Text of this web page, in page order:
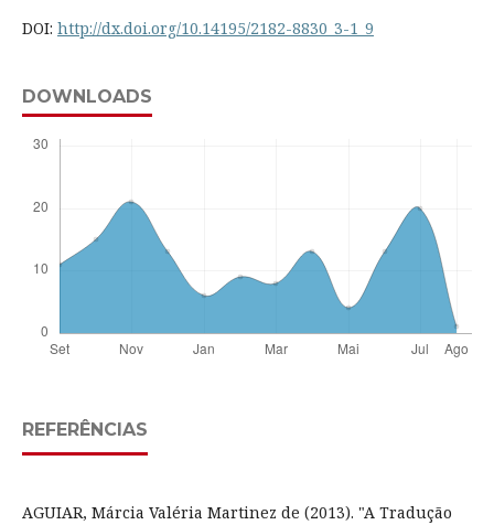
DOI: http://dx.doi.org/10.14195/2182-8830_3-1_9
DOWNLOADS
REFERÊNCIAS
AGUIAR, Márcia Valéria Martinez de (2013). "A Tradução